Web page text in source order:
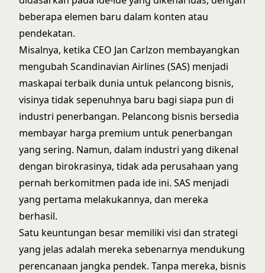
beberapa elemen baru dalam konten atau
pendekatan.
Misalnya, ketika CEO Jan Carlzon membayangkan
mengubah Scandinavian Airlines (SAS) menjadi
maskapai terbaik dunia untuk pelancong bisnis,
visinya tidak sepenuhnya baru bagi siapa pun di
industri penerbangan. Pelancong bisnis bersedia
membayar harga premium untuk penerbangan
yang sering. Namun, dalam industri yang dikenal
dengan birokrasinya, tidak ada perusahaan yang
pernah berkomitmen pada ide ini. SAS menjadi
yang pertama melakukannya, dan mereka
berhasil.
Satu keuntungan besar memiliki visi dan strategi
yang jelas adalah mereka sebenarnya mendukung
perencanaan jangka pendek. Tanpa mereka, bisnis